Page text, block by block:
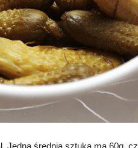
średnia sztuka ma 60g,